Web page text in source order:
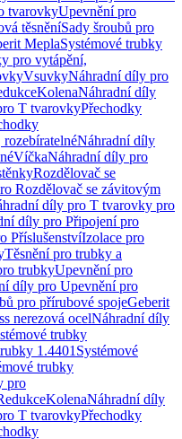
tvarovkyUpevnění pro
těsněníSady šroubů pro
MeplaSystémové trubky
pro vytápění,
VsuvkyNáhradní díly pro
KolenaNáhradní díly
T tvarovkyPřechodky
rozebíratelnéNáhradní díly
VíčkaNáhradní díly pro
Rozdělovač se
Rozdělovač se závitovým
díly pro T tvarovky pro
díly pro Připojení pro
PříslušenstvíIzolace pro
Těsnění pro trubky a
trubkyUpevnění pro
díly pro Upevnění pro
pro přírubové spojeGeberit
nerezová ocelNáhradní díly
trubky
1.4401 Systémové
trubky
pro
KolenaNáhradní díly
T tvarovkyPřechodky